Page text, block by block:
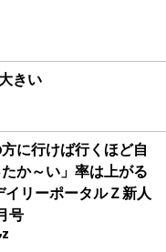
きい
に行けば行くほど自
か～い」率は上がる
イリーポータルＺ新人
号